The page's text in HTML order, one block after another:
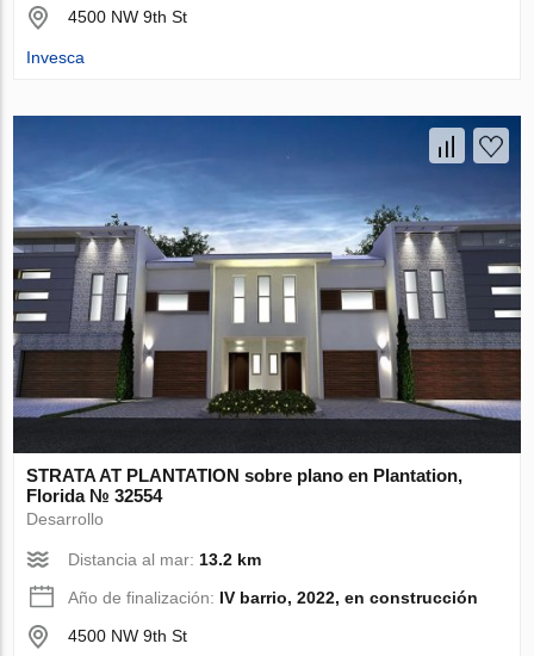
4500 NW 9th St
Invesca
STRATA AT PLANTATION sobre plano en Plantation,
Florida № 32554
Desarrollo
Distancia al mar:13.2 km
Año de finalización: IV barrio, 2022, en construcción
4500 NW 9th St